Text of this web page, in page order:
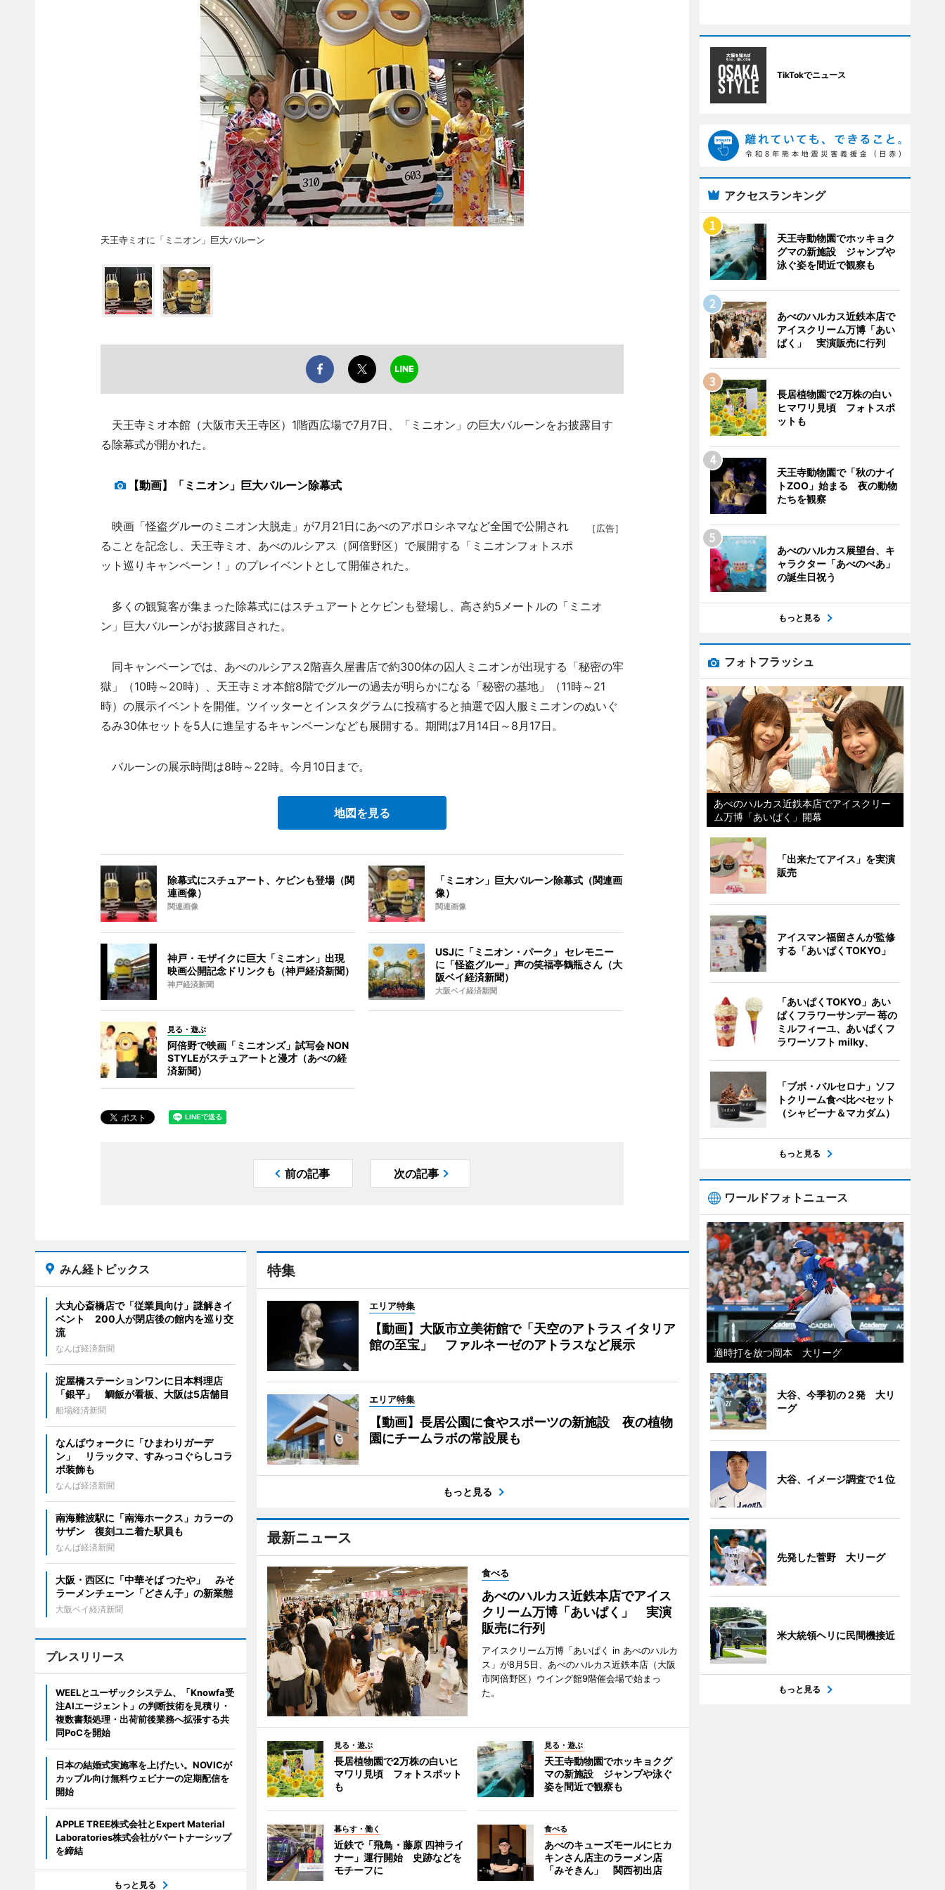
天王寺ミオに「ミニオン」巨大バルーン
天王寺ミオ本館（大阪市天王寺区）1階西広場で7月7日、「ミニオン」の巨大バルーンをお披露目す
る除幕式が開かれた。
【動画】「ミニオン」巨大バルーン除幕式
［広告］
映画「怪盗グルーのミニオン大脱走」が7月21日にあべのアポロシネマなど全国で公開され
ることを記念し、天王寺ミオ、あべのルシアス（阿倍野区）で展開する「ミニオンフォトスポ
ット巡りキャンペーン！」のプレイベントとして開催された。
多くの観覧客が集まった除幕式にはスチュアートとケビンも登場し、高さ約5メートルの「ミニオ
ン」巨大バルーンがお披露目された。
同キャンペーンでは、あべのルシアス2階喜久屋書店で約300体の囚人ミニオンが出現する「秘密の牢
獄」（10時～20時）、天王寺ミオ本館8階でグルーの過去が明らかになる「秘密の基地」（11時～21
時）の展示イベントを開催。ツイッターとインスタグラムに投稿すると抽選で囚人服ミニオンのぬいぐ
るみ30体セットを5人に進呈するキャンペーンなども展開する。期間は7月14日～8月17日。
バルーンの展示時間は8時～22時。今月10日まで。
地図を見る
除幕式にスチュアート、ケビンも登場（関
連画像）
関連画像
「ミニオン」巨大バルーン除幕式（関連画
像）
関連画像
神戸・モザイクに巨大「ミニオン」出現
映画公開記念ドリンクも（神戸経済新聞）
神戸経済新聞
USJに「ミニオン・パーク」 セレモニー
に「怪盗グルー」声の笑福亭鶴瓶さん（大
阪ベイ経済新聞）
大阪ベイ経済新聞
見る・遊ぶ
阿倍野で映画「ミニオンズ」試写会 NON
STYLEがスチュアートと漫才（あべの経
済新聞）
前の記事 次の記事
特集
エリア特集
【動画】大阪市立美術館で「天空のアトラス イタリア
館の至宝」 ファルネーゼのアトラスなど展示
エリア特集
【動画】長居公園に食やスポーツの新施設 夜の植物
園にチームラボの常設展も
もっと見る
最新ニュース
食べる
あべのハルカス近鉄本店でアイス
クリーム万博「あいぱく」 実演
販売に行列
アイスクリーム万博「あいぱく in あべのハルカ
ス」が8月5日、あべのハルカス近鉄本店（大阪
市阿倍野区）ウイング館9階催会場で始まっ
た。
見る・遊ぶ
長居植物園で2万株の白いヒ
マワリ見頃 フォトスポット
も
見る・遊ぶ
天王寺動物園でホッキョクグ
マの新施設 ジャンプや泳ぐ
姿を間近で観察も
暮らす・働く
近鉄で「飛鳥・藤原 四神ライ
ナー」運行開始 史跡などを
モチーフに
食べる
あべのキューズモールにヒカ
キンさん店主のラーメン店
「みそきん」 関西初出店
みん経トピックス
大丸心斎橋店で「従業員向け」謎解きイ
ベント 200人が閉店後の館内を巡り交
流
なんば経済新聞
淀屋橋ステーションワンに日本料理店
「銀平」 鯛飯が看板、大阪は5店舗目
船場経済新聞
なんばウォークに「ひまわりガーデ
ン」 リラックマ、すみっコぐらしコラ
ボ装飾も
なんば経済新聞
南海難波駅に「南海ホークス」カラーの
サザン 復刻ユニ着た駅員も
なんば経済新聞
大阪・西区に「中華そば つたや」 みそ
ラーメンチェーン「どさん子」の新業態
大阪ベイ経済新聞
プレスリリース
WEELとユーザックシステム、「Knowfa受
注AIエージェント」の判断技術を見積り・
複数書類処理・出荷前後業務へ拡張する共
同PoCを開始
日本の結婚式実施率を上げたい。NOVICが
カップル向け無料ウェビナーの定期配信を
開始
APPLE TREE株式会社とExpert Material
Laboratories株式会社がパートナーシップ
を締結
もっと見る
TikTokでニュース
アクセスランキング
天王寺動物園でホッキョク
グマの新施設 ジャンプや
泳ぐ姿を間近で観察も
あべのハルカス近鉄本店で
アイスクリーム万博「あい
ぱく」 実演販売に行列
長居植物園で2万株の白い
ヒマワリ見頃 フォトスポ
ットも
天王寺動物園で「秋のナイ
トZOO」始まる 夜の動物
たちを観察
あべのハルカス展望台、キ
ャラクター「あべのべあ」
の誕生日祝う
もっと見る
フォトフラッシュ
あべのハルカス近鉄本店でアイスクリー
ム万博「あいぱく」開幕
「出来たてアイス」を実演
販売
アイスマン福留さんが監修
する「あいぱくTOKYO」
「あいぱくTOKYO」あい
ぱくフラワーサンデー 苺の
ミルフィーユ、あいぱくフ
ラワーソフト milky、
「ブボ・バルセロナ」ソフ
トクリーム食べ比べセット
（シャビーナ＆マカダム）
もっと見る
ワールドフォトニュース
適時打を放つ岡本 大リーグ
大谷、今季初の２発 大リ
ーグ
大谷、イメージ調査で１位
先発した菅野 大リーグ
米大統領ヘリに民間機接近
もっと見る